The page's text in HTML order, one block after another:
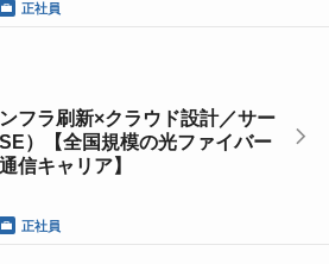
正社員
フラ刷新×クラウド設計／サー
）【全国規模の光ファイバー
信キャリア】
正社員